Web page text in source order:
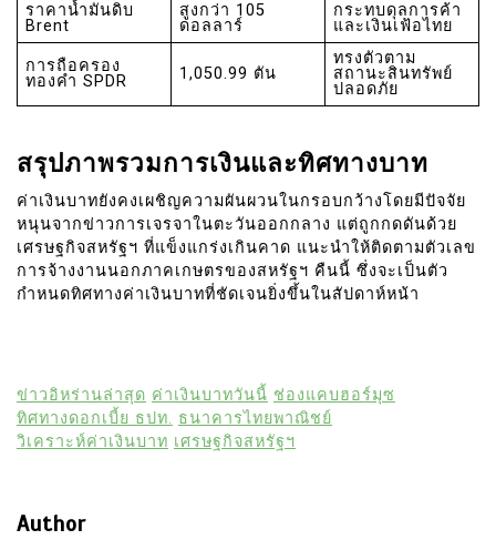
ราคาน้ำมันดิบ
Brent
สูงกว่า 105
ดอลลาร์
กระทบดุลการค้า
และเงินเฟ้อไทย
การถือครอง
ทองคำ SPDR
1,050.99 ตัน
ทรงตัวตาม
สถานะสินทรัพย์
ปลอดภัย
สรุปภาพรวมการเงินและทิศทางบาท
ค่าเงินบาทยังคงเผชิญความผันผวนในกรอบกว้างโดยมีปัจจัย
หนุนจากข่าวการเจรจาในตะวันออกกลาง แต่ถูกกดดันด้วย
เศรษฐกิจสหรัฐฯ ที่แข็งแกร่งเกินคาด แนะนำให้ติดตามตัวเลข
การจ้างงานนอกภาคเกษตรของสหรัฐฯ คืนนี้ ซึ่งจะเป็นตัว
กำหนดทิศทางค่าเงินบาทที่ชัดเจนยิ่งขึ้นในสัปดาห์หน้า
ข่าวอิหร่านล่าสุด ค่าเงินบาทวันนี้ ช่องแคบฮอร์มุซ
ทิศทางดอกเบี้ย ธปท. ธนาคารไทยพาณิชย์
วิเคราะห์ค่าเงินบาท เศรษฐกิจสหรัฐฯ
Author